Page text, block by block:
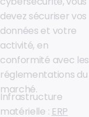
devez sécuriser vos
données et votre
activité, en
conformité avec les
réglementations du
marché.
Infrastructure
matérielle : ERP